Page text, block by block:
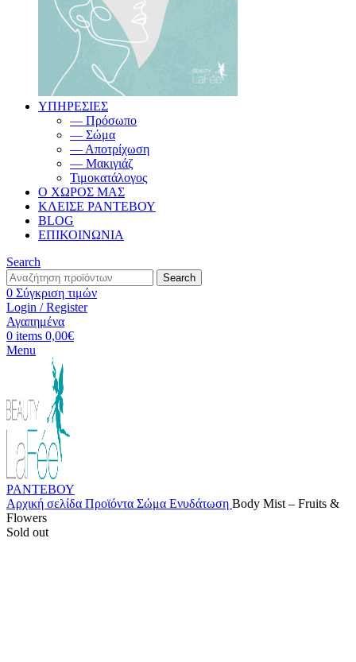
ΥΠΗΡΕΣΙΕΣ
— Πρόσωπο
— Σώμα
— Αποτρίχωση
— Μακιγιάζ
Τιμοκατάλογος
Ο ΧΩΡΟΣ ΜΑΣ
ΚΛΕΙΣΕ ΡΑΝΤΕΒΟΥ
BLOG
ΕΠΙΚΟΙΝΩΝΙΑ
Search
Search
0 Σύγκριση τιμών
Login / Register
Αγαπημένα
0 items 0,00€
Menu
ΡΑΝΤΕΒΟΥ
Αρχική σελίδα Προϊόντα Σώμα Ενυδάτωση Body Mist – Fruits &
Flowers
Sold out